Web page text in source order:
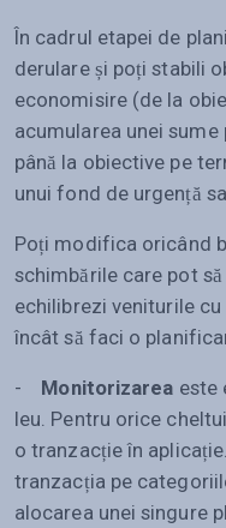
În cadrul etapei de
derulare și poți stabili
economisire (de la
acumularea unei
până la obiective pe
unui fond de urgență
Poți modifica oricând
schimbările care pot
echilibrezi veniturile
încât să faci o
- Monitorizarea este
leu. Pentru orice
o tranzacție în
tranzacția pe
alocarea unei singure